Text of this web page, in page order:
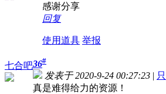
感谢分享
回复
使用道具 举报
七合吧36#
发表于 2020-9-24 00:27:23 |
真是难得给力的资源！